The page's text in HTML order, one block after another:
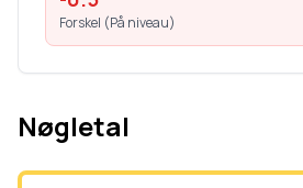
Forskel (På niveau)
Nøgletal